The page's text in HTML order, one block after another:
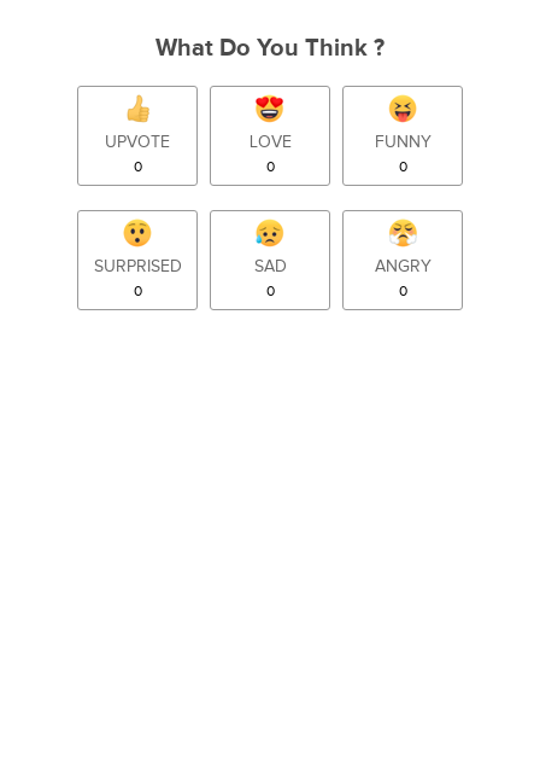
What Do You Think ?
UPVOTE
0
LOVE
0
FUNNY
0
SURPRISED
0
SAD
0
ANGRY
0